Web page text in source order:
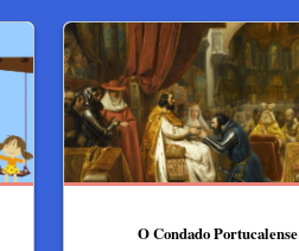
O Condado Portucalense